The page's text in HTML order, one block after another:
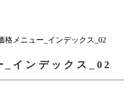
格メニュー_インデックス_02
_インデックス_02